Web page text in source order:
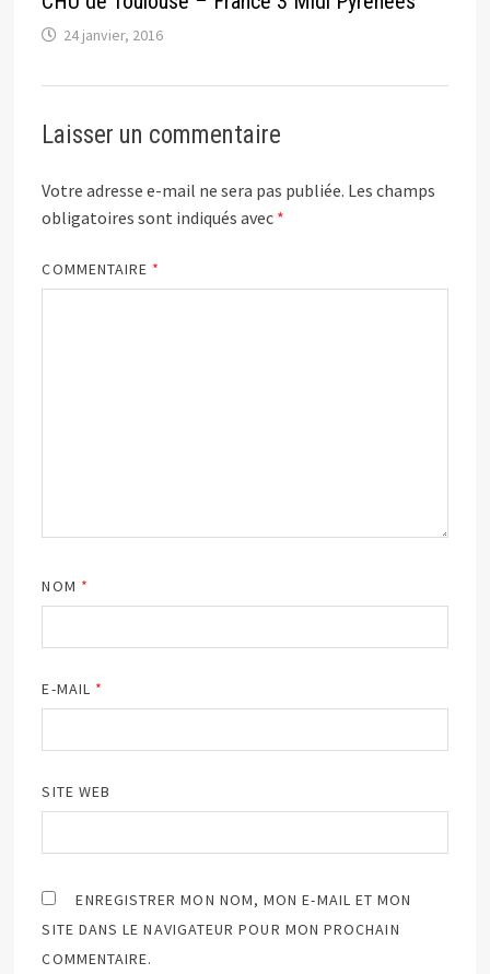
24 janvier, 2016
Laisser un commentaire
Votre adresse e-mail ne sera pas publiée. Les champs
obligatoires sont indiqués avec *
COMMENTAIRE *
NOM *
E-MAIL *
SITE WEB
ENREGISTRER MON NOM, MON E-MAIL ET MON
SITE DANS LE NAVIGATEUR POUR MON PROCHAIN
COMMENTAIRE.